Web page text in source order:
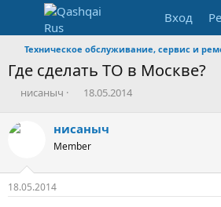
Вход
Техническое обслуживание, сервис и
Где сделать ТО в Москве?
А
о
е
м
нисаныч
Д
а
н
ч
18.05.2014
нисаныч
Member
18.05.2014